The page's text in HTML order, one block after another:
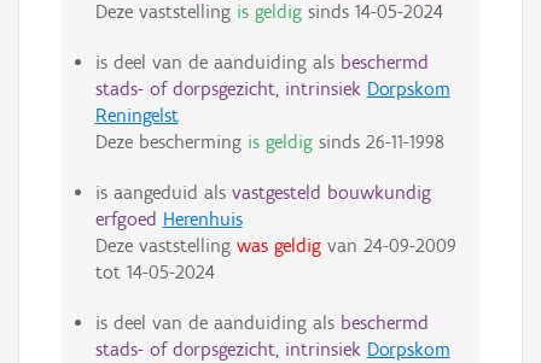
Deze vaststelling is geldigsinds 14-05-2024
is deel van de aanduiding als beschermd
stads- of dorpsgezicht, intrinsiek Dorpskom
Reningelst
Deze bescherming is geldigsinds 26-11-1998
is aangeduid als vastgesteld bouwkundig
erfgoed Herenhuis
Deze vaststelling was geldigvan 24-09-2009
tot 14-05-2024
is deel van de aanduiding als beschermd
stads- of dorpsgezicht, intrinsiek Dorpskom